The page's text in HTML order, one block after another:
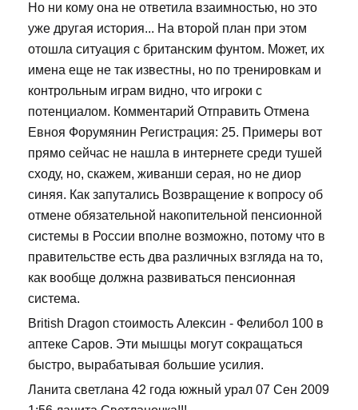
Но ни кому она не ответила взаимностью, но это
уже другая история... На второй план при этом
отошла ситуация с британским фунтом. Может, их
имена еще не так известны, но по тренировкам и
контрольным играм видно, что игроки с
потенциалом. Комментарий Отправить Отмена
Евноя Форумянин Регистрация: 25. Примеры вот
прямо сейчас не нашла в интернете среди тушей
сходу, но, скажем, живанши серая, но не диор
синяя. Как запутались Возвращение к вопросу об
отмене обязательной накопительной пенсионной
системы в России вполне возможно, потому что в
правительстве есть два различных взгляда на то,
как вообще должна развиваться пенсионная
система.
British Dragon стоимость Алексин - Фелибол 100 в
аптеке Саров. Эти мышцы могут сокращаться
быстро, вырабатывая большие усилия.
Ланита светлана 42 года южный урал 07 Сен 2009